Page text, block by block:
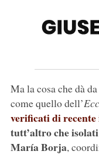
Ma la cosa che dà
come quello dell’
verificati di recente
tutt’altro che isolati
María Borja,